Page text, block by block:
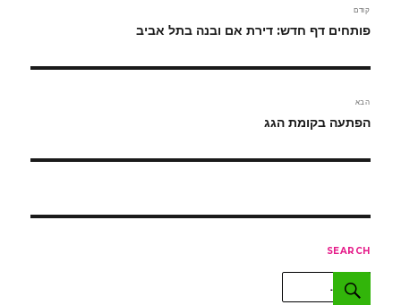
קודם
הפוסט
פותחים דף חדש: דירת אם ובנה בתל אביב
הבא
הפוסט
הפתעה בקומת הגג
SEARCH
חפש: